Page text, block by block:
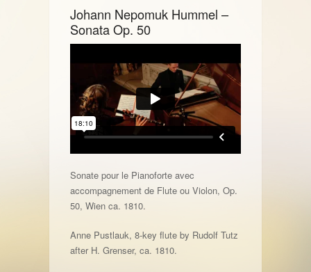
Johann Nepomuk Hummel –
Sonata Op. 50
Sonate pour le Pianoforte avec
accompagnement de Flute ou Violon, Op.
50, Wien ca. 1810.
Anne Pustlauk, 8-key flute by Rudolf Tutz
after H. Grenser, ca. 1810.